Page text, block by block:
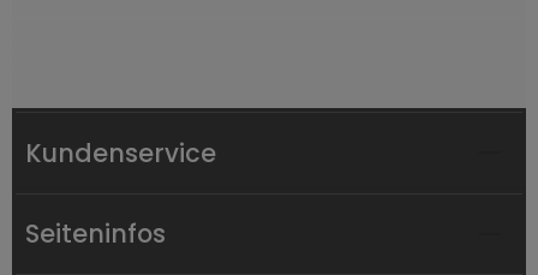
Kundenservice
Seiteninfos